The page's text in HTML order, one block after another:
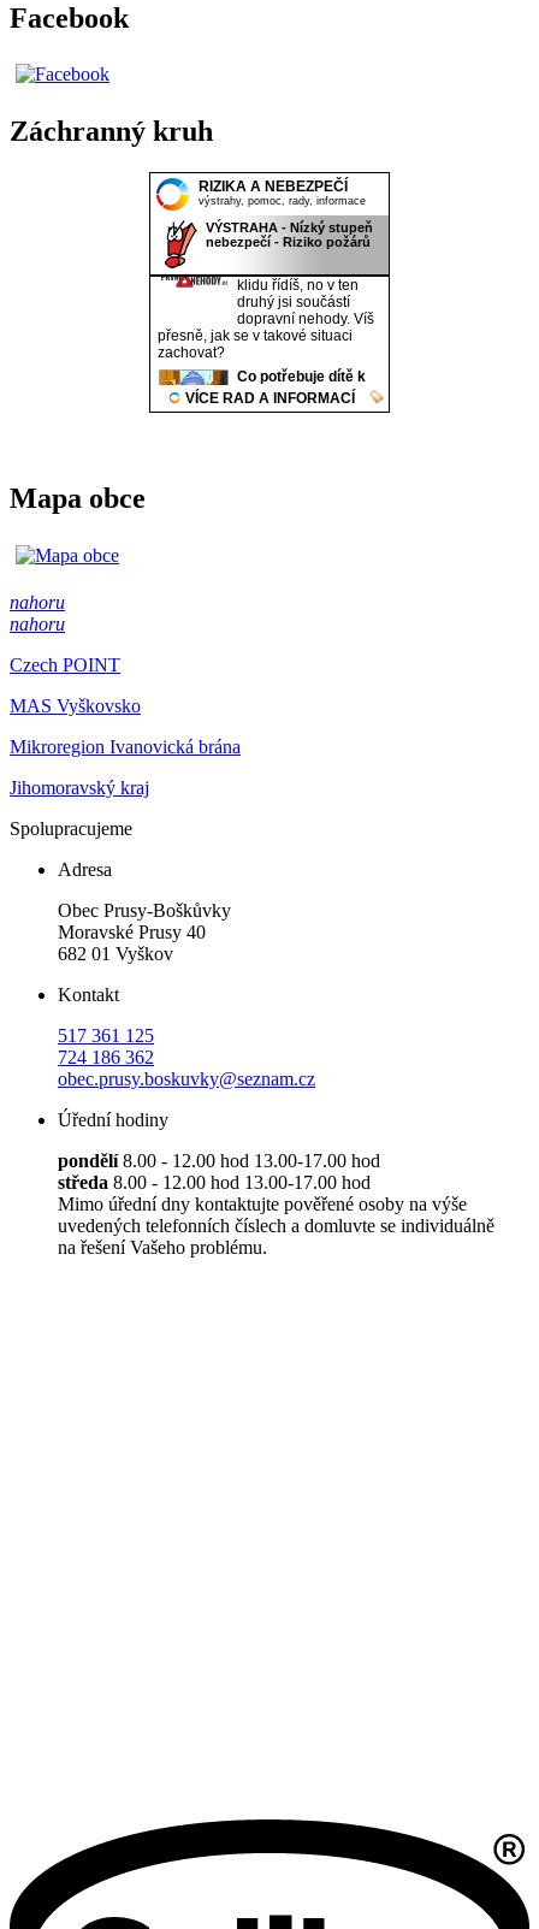
Facebook
Záchranný kruh
Mapa obce
nahoru
nahoru
Czech POINT
MAS Vyškovsko
Mikroregion Ivanovická brána
Jihomoravský kraj
Spolupracujeme
Adresa
Obec Prusy-Boškůvky
Moravské Prusy 40
682 01 Vyškov
Kontakt
517 361 125
724 186 362
obec.prusy.boskuvky@seznam.cz
Úřední hodiny
pondělí8.00 - 12.00 hod 13.00-17.00 hod
středa 8.00 - 12.00 hod 13.00-17.00 hod
Mimo úřední dny kontaktujte pověřené osoby na výše
uvedených telefonních číslech a domluvte se individuálně
na řešení Vašeho problému.